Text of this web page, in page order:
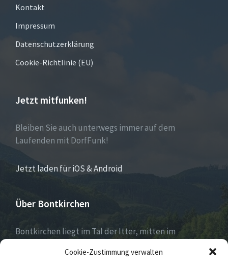
Cookie-Zustimmung verwalten
Kontakt
Impressum
Datenschutzerklärung
Cookie-Richtlinie (EU)
Jetzt mitfunken!
Bleiben Sie auch unterwegs immer auf dem
Laufenden mit DorfFunk!
Jetzt laden für iOS & Android
Über Bontkirchen
Bontkirchen liegt im Tal der Itter, mitten im
Weltcuportes Willingen.